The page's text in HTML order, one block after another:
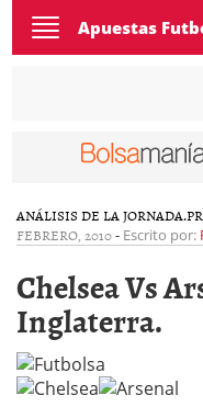
Toggle
navigation
Apuestas
ANÁLISIS DE LA JORNADA.
FEBRERO, 2010- Escrito por:
Chelsea Vs
Inglaterra.